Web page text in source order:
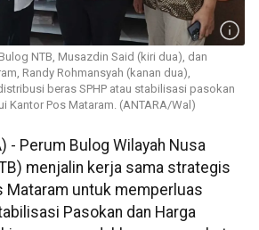
NTB, Musazdin Said (kiri dua), dan
Randy Rohmansyah (kanan dua),
beras SPHP atau stabilisasi pasokan
Kantor Pos Mataram. (ANTARA/Wal)
- Perum Bulog Wilayah Nusa
menjalin kerja sama strategis
Mataram untuk memperluas
Pasokan dan Harga